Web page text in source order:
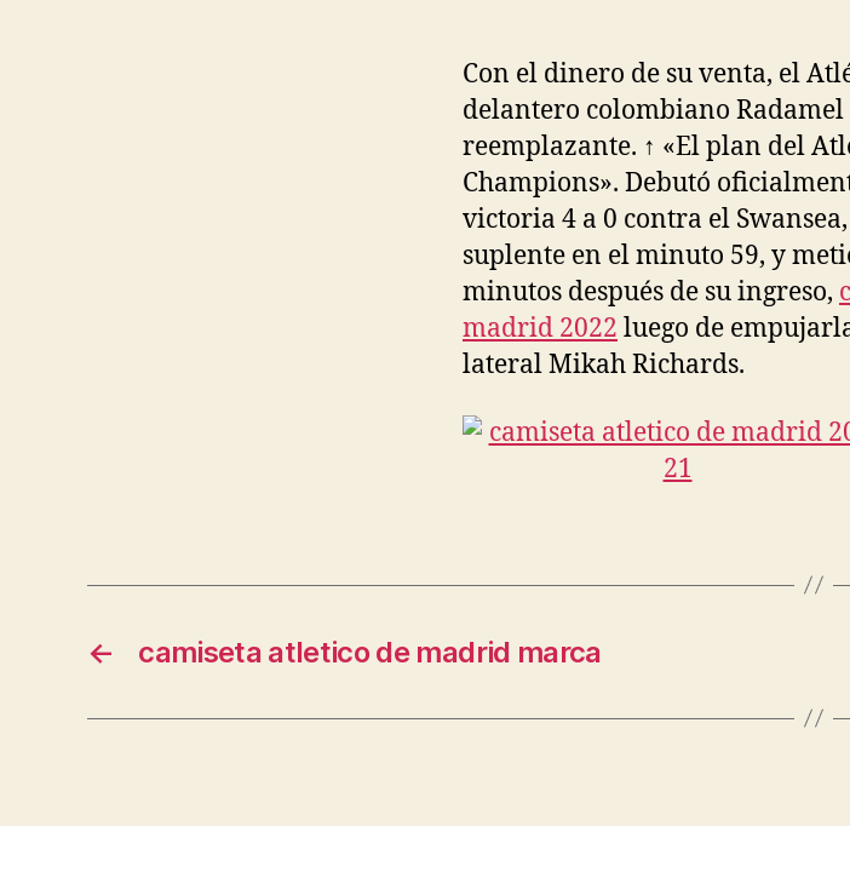
Con el dinero de su venta, el
delantero colombiano Radamel
reemplazante. ↑ «El plan del
Champions». Debutó
victoria 4 a 0 contra el
suplente en el minuto 59, y
minutos después de su ingreso,
madrid 2022 luego de
lateral Mikah Richards.
← camiseta atletico de madrid marca